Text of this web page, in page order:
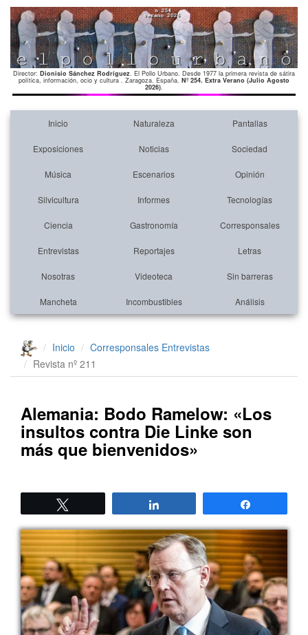
Director: Dionisio Sánchez Rodríguez. El Pollo Urbano. Desde 1977 la primera revista de sátira
política, información, ocio y cultura . Zaragoza. España. Nº 254. Extra Verano (Julio Agosto
2026).
Inicio Naturaleza Pantallas
Exposiciones Noticias Sociedad
Música Escenarios Opinión
Silvicultura Informes Tecnologías
Ciencia Gastronomía Corresponsales
Entrevistas Reportajes Letras
Nosotras Videoteca Sin barreras
Mancheta Incombustibles Análisis
Inicio Corresponsales Entrevistas
Revista nº 211
Alemania: Bodo Ramelow: «Los
insultos contra Die Linke son
más que bienvenidos»